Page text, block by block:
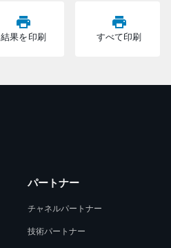
結果を印刷 すべて印刷
パートナー
チャネルパートナー
技術パートナー